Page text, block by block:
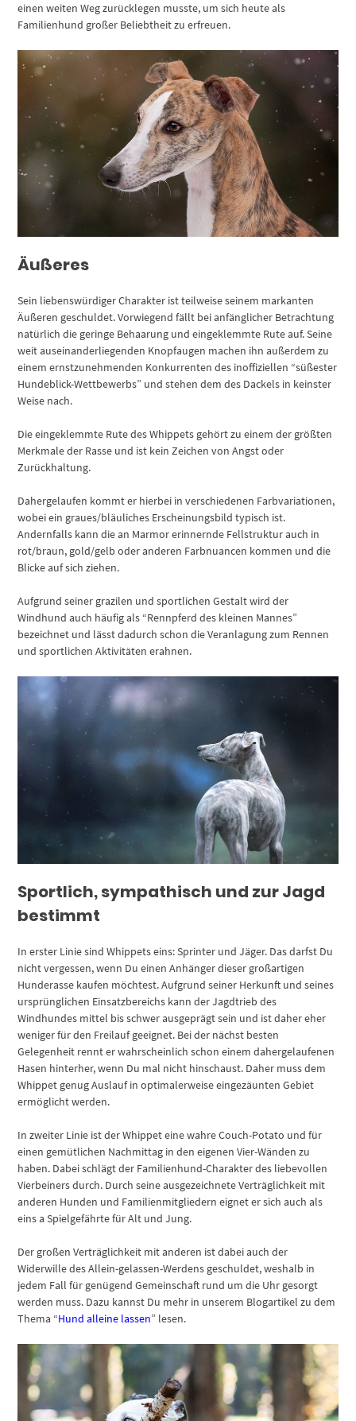
einen weiten Weg zurücklegen musste, um sich heute als
Familienhund großer Beliebtheit zu erfreuen.
Äußeres
Sein liebenswürdiger Charakter ist teilweise seinem markanten
Äußeren geschuldet. Vorwiegend fällt bei anfänglicher Betrachtung
natürlich die geringe Behaarung und eingeklemmte Rute auf. Seine
weit auseinanderliegenden Knopfaugen machen ihn außerdem zu
einem ernstzunehmenden Konkurrenten des inoffiziellen “süßester
Hundeblick-Wettbewerbs” und stehen dem des Dackels in keinster
Weise nach.
Die eingeklemmte Rute des Whippets gehört zu einem der größten
Merkmale der Rasse und ist kein Zeichen von Angst oder
Zurückhaltung.
Dahergelaufen kommt er hierbei in verschiedenen Farbvariationen,
wobei ein graues/bläuliches Erscheinungsbild typisch ist.
Andernfalls kann die an Marmor erinnernde Fellstruktur auch in
rot/braun, gold/gelb oder anderen Farbnuancen kommen und die
Blicke auf sich ziehen.
Aufgrund seiner grazilen und sportlichen Gestalt wird der
Windhund auch häufig als “Rennpferd des kleinen Mannes”
bezeichnet und lässt dadurch schon die Veranlagung zum Rennen
und sportlichen Aktivitäten erahnen.
Sportlich, sympathisch und zur Jagd
bestimmt
In erster Linie sind Whippets eins: Sprinter und Jäger. Das darfst Du
nicht vergessen, wenn Du einen Anhänger dieser großartigen
Hunderasse kaufen möchtest. Aufgrund seiner Herkunft und seines
ursprünglichen Einsatzbereichs kann der Jagdtrieb des
Windhundes mittel bis schwer ausgeprägt sein und ist daher eher
weniger für den Freilauf geeignet. Bei der nächst besten
Gelegenheit rennt er wahrscheinlich schon einem dahergelaufenen
Hasen hinterher, wenn Du mal nicht hinschaust. Daher muss dem
Whippet genug Auslauf in optimalerweise eingezäunten Gebiet
ermöglicht werden.
In zweiter Linie ist der Whippet eine wahre Couch-Potato und für
einen gemütlichen Nachmittag in den eigenen Vier-Wänden zu
haben. Dabei schlägt der Familienhund-Charakter des liebevollen
Vierbeiners durch. Durch seine ausgezeichnete Verträglichkeit mit
anderen Hunden und Familienmitgliedern eignet er sich auch als
eins a Spielgefährte für Alt und Jung.
Der großen Verträglichkeit mit anderen ist dabei auch der
Widerwille des Allein-gelassen-Werdens geschuldet, weshalb in
jedem Fall für genügend Gemeinschaft rund um die Uhr gesorgt
werden muss. Dazu kannst Du mehr in unserem Blogartikel zu dem
Thema “Hund alleine lassen” lesen.